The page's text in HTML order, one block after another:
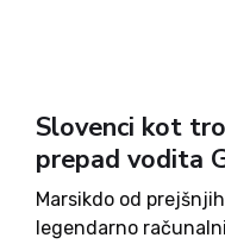
Slovenci kot
prepad vodita
Marsikdo od
legendarno